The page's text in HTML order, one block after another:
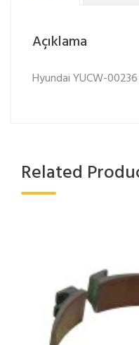
Açıklama
Hyundai YUCW-
Related